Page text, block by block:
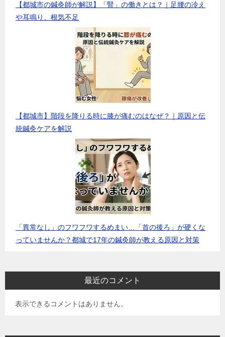
【都城市の鍼灸師が解説】「腎」の働きとは？｜足腰の冷え
や耳鳴り、根気不足
【都城市】階段を降りる時に膝が痛むのはなぜ？｜原因と伝
統鍼灸ケアを解説
「異常なし」のフワフワするめまい…「首の後ろ」が硬くな
っていませんか？都城で17年の鍼灸師が教える原因と対策
最近のコメント
表示できるコメントはありません。